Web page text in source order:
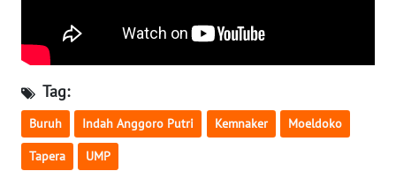
Tag:
Buruh Indah Anggoro Putri Kemnaker Moeldoko
Tapera UMP
WN
WN
BABEL